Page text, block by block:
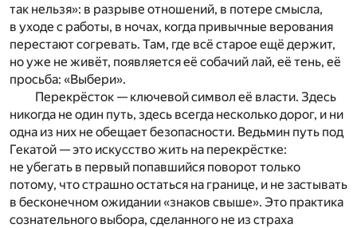
так нельзя»: в разрыве отношений, в потере смысла,
в уходе с работы, в ночах, когда привычные верования
перестают согревать. Там, где всё старое ещё держит,
но уже не живёт, появляется её собачий лай, её тень, её
просьба: «Выбери».
Перекрёсток — ключевой символ её власти. Здесь
никогда не один путь, здесь всегда несколько дорог, и ни
одна из них не обещает безопасности. Ведьмин путь под
Гекатой — это искусство жить на перекрёстке:
не убегать в первый попавшийся поворот только
потому, что страшно остаться на границе, и не застывать
в бесконечном ожидании «знаков свыше». Это практика
сознательного выбора, сделанного не из страха